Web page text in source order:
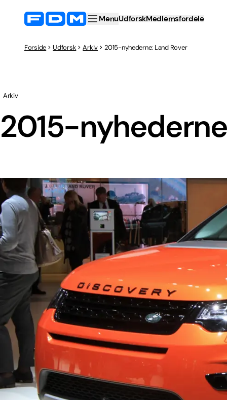
MenuUdforskMedlemsfordele
Forside Udforsk Arkiv 2015-nyhederne: Land Rover
2015-
Arkiv